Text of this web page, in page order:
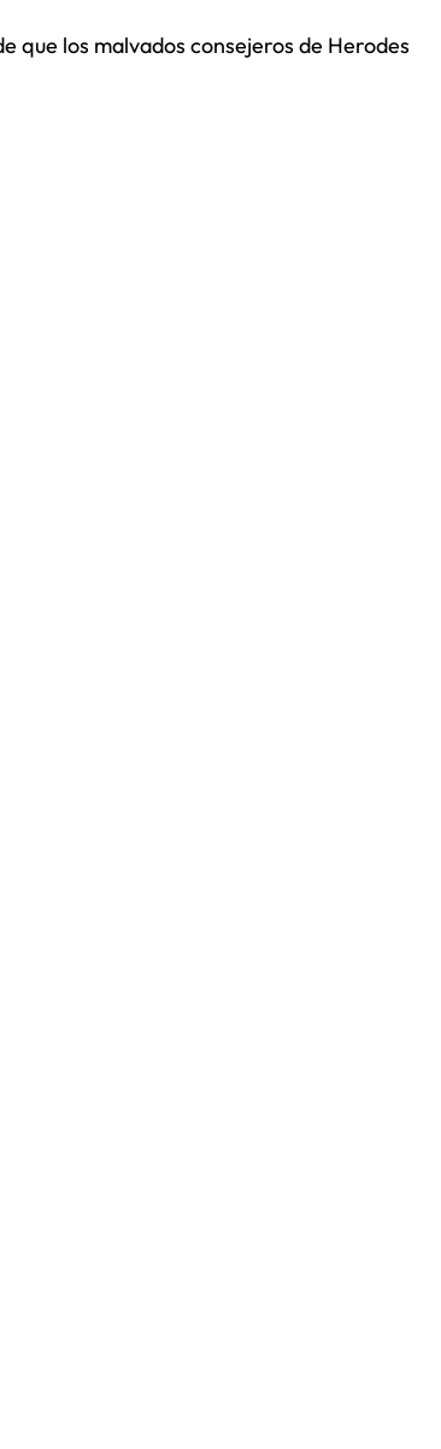
que los malvados consejeros de Herodes